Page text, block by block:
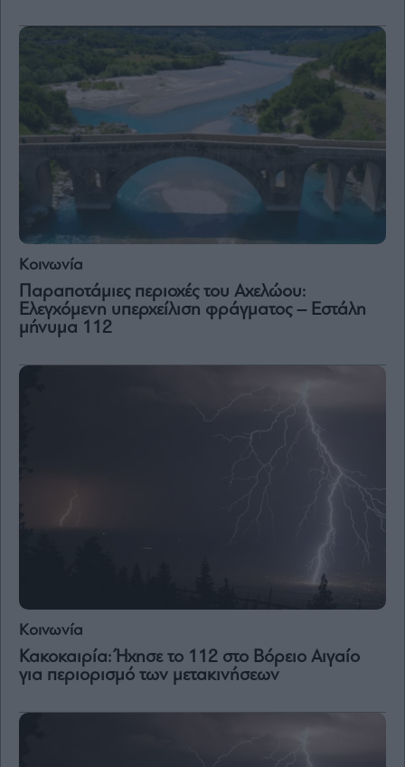
Κοινωνία
Παραποτάμιες περιοχές του Αχελώου:
Ελεγχόμενη υπερχείλιση φράγματος – Εστάλη
μήνυμα 112
Κοινωνία
Κακοκαιρία: Ήχησε το 112 στο Βόρειο Αιγαίο
για περιορισμό των μετακινήσεων